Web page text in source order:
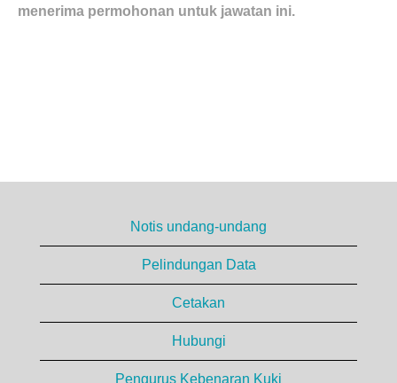
menerima permohonan untuk jawatan ini.
Notis undang-undang
Pelindungan Data
Cetakan
Hubungi
Pengurus Kebenaran Kuki